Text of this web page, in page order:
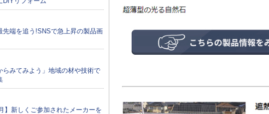
先端を追う!SNSで急上昇の製品画
らみてみよう」地域の材や技術で
】新しくご参加されたメーカーを